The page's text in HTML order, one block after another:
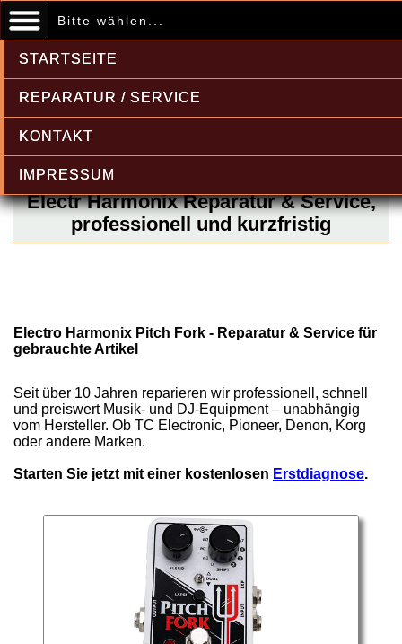
Bitte wählen...
STARTSEITE
REPARATUR / SERVICE
KONTAKT
IMPRESSUM
Electr Harmonix Reparatur & Service,
professionell und kurzfristig
Electro Harmonix Pitch Fork - Reparatur & Service für
gebrauchte Artikel
Seit über 10 Jahren reparieren wir professionell, schnell
und preiswert Musik- und DJ-Equipment – unabhängig
vom Hersteller. Ob TC Electronic, Pioneer, Denon, Korg
oder andere Marken.
Starten Sie jetzt mit einer kostenlosen Erstdiagnose.